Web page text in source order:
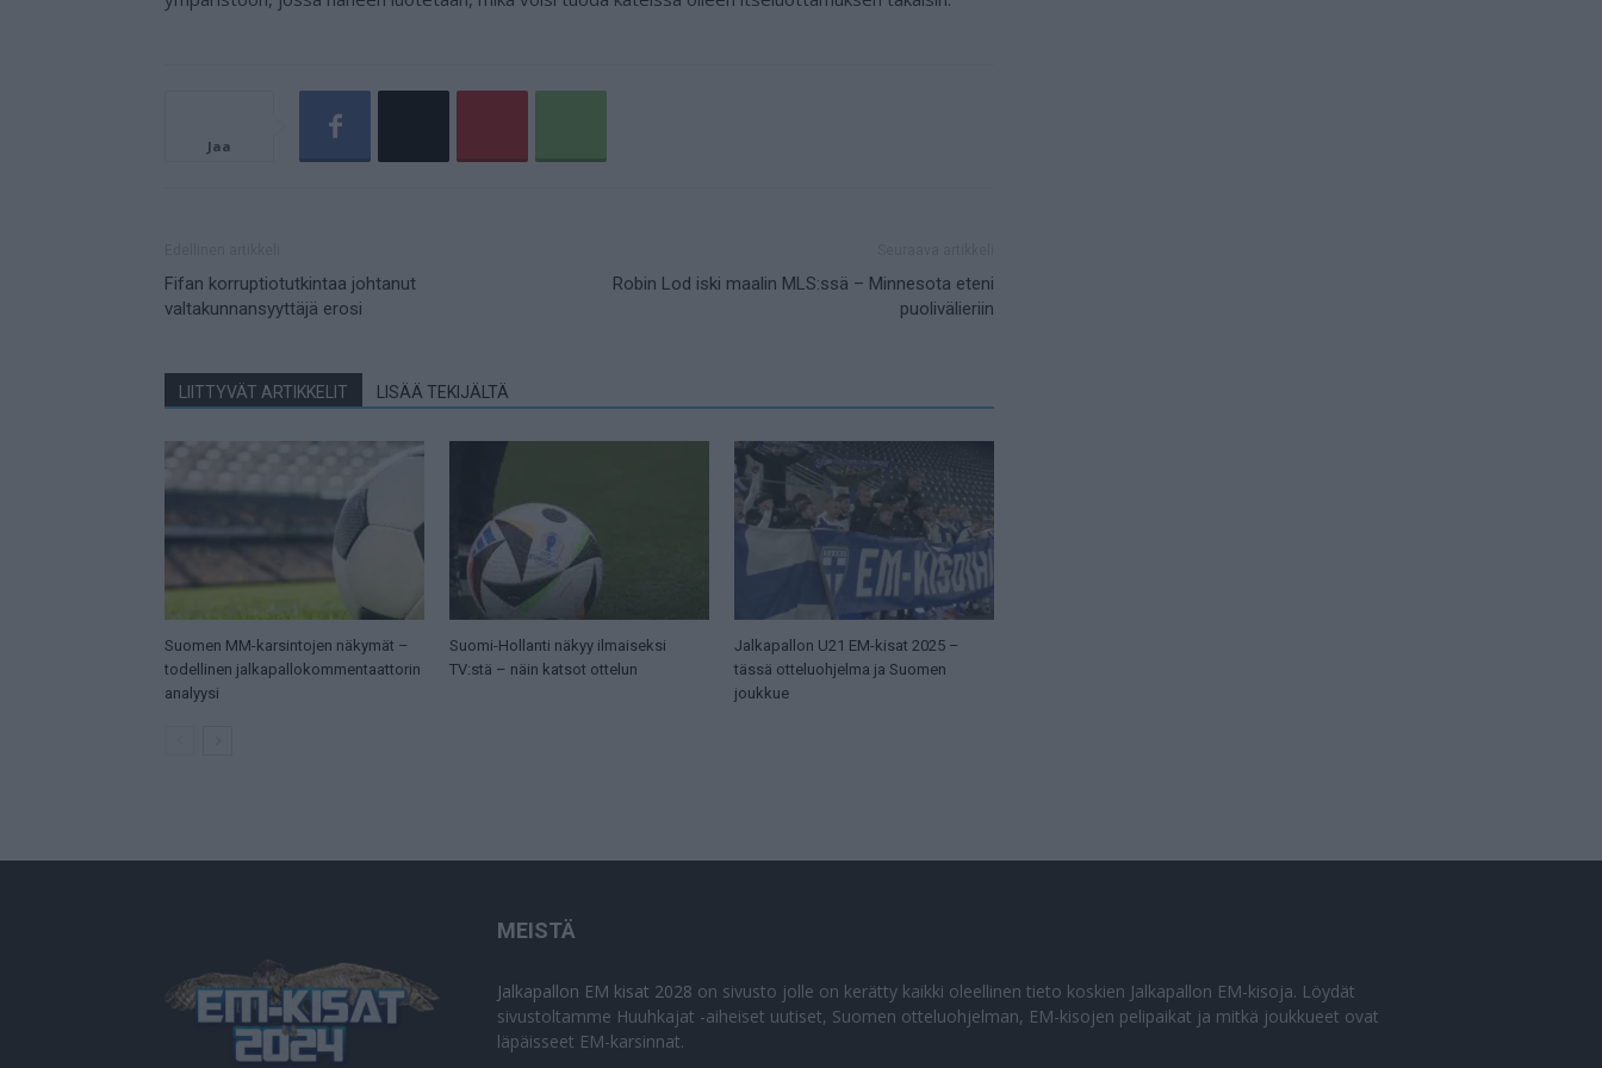
Jaa
Fifan korruptiotutkintaa johtanut
valtakunnansyyttäjä erosi
Robin Lod iski maalin MLS:ssä – Minnesota eteni
puolivälieriin
LIITTYVÄT ARTIKKELIT LISÄÄ TEKIJÄLTÄ
Suomen MM-karsintojen näkymät –
todellinen jalkapallokommentaattorin
analyysi
Suomi-Hollanti näkyy ilmaiseksi
TV:stä – näin katsot ottelun
Jalkapallon U21 EM-kisat 2025 –
tässä otteluohjelma ja Suomen
joukkue
MEISTÄ
Jalkapallon EM kisat 2028 on sivusto jolle on kerätty kaikki oleellinen tieto koskien Jalkapallon EM-kisoja. Löydät
sivustoltamme Huuhkajat -aiheiset uutiset, Suomen otteluohjelman, EM-kisojen pelipaikat ja mitkä joukkueet ovat
läpäisseet EM-karsinnat.